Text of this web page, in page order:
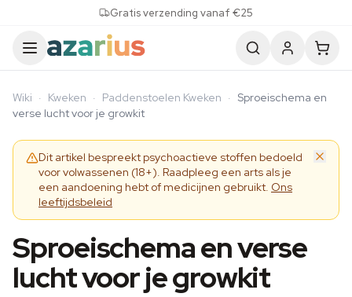
Gratis verzending vanaf €25
Wiki · Kweken · Paddenstoelen Kweken · Sproeischema en
verse lucht voor je growkit
Dit artikel bespreekt psychoactieve stoffen bedoeld
voor volwassenen (18+). Raadpleeg een arts als je
een aandoening hebt of medicijnen gebruikt. Ons
leeftijdsbeleid
Sproeischema en verse
lucht voor je growkit